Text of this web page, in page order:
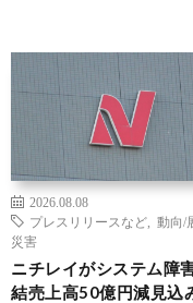
2026.08.08
プレスリリースなど
動向/
災害
ニチレイがシステム障
結売上高50億円減見込